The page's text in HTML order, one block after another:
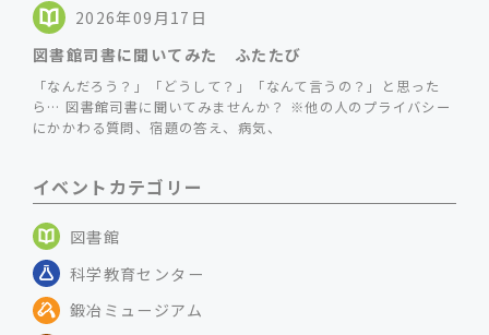
2026年09月17日
図書館司書に聞いてみた ふたたび
「なんだろう？」「どうして？」「なんて言うの？」と思った
ら… 図書館司書に聞いてみませんか？ ※他の人のプライバシー
にかかわる質問、宿題の答え、病気、
イベントカテゴリー
図書館
科学教育センター
鍛冶ミュージアム